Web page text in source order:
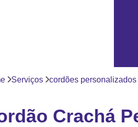
Serviços cordões personalizados
Crachá